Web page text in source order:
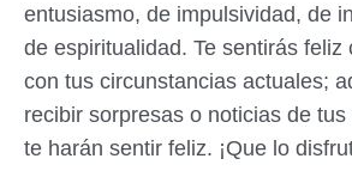
entusiasmo, de impulsividad, de
de espiritualidad. Te sentirás feliz
con tus circunstancias actuales;
recibir sorpresas o noticias de
te harán sentir feliz. ¡Que lo